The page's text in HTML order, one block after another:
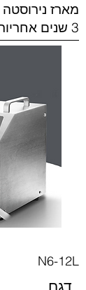
מארז נירוסטה 304
3 שנים אחריות
N6-12L